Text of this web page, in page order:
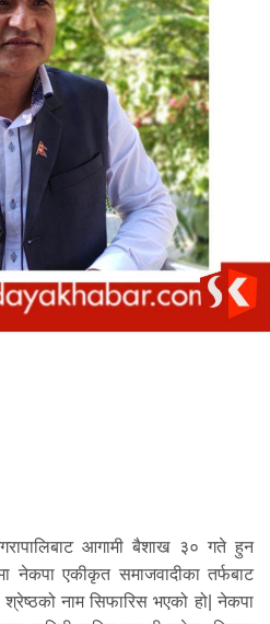
आगामी बैशाख ३० गते हुन
नेकपा एकीकृत समाजवादीका तर्फबाट
श्रेष्ठको नाम सिफारिस भएको हो| नेकपा